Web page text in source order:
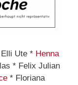
Ute * Henna
* Felix Julian
* Floriana